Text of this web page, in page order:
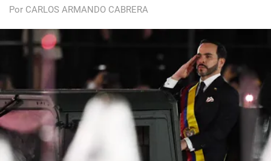
Por CARLOS ARMANDO CABRERA